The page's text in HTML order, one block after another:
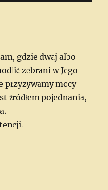
gdzie dwaj albo
zebrani w Jego
przyzywamy mocy
źródłem pojednania,